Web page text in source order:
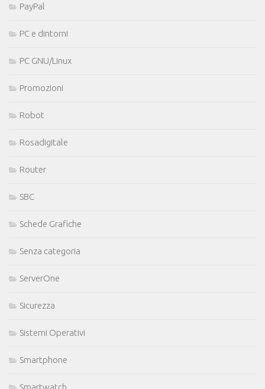
PayPal
PC e dintorni
PC GNU/Linux
Promozioni
Robot
Rosadigitale
Router
SBC
Schede Grafiche
Senza categoria
ServerOne
Sicurezza
Sistemi Operativi
Smartphone
Smartwatch